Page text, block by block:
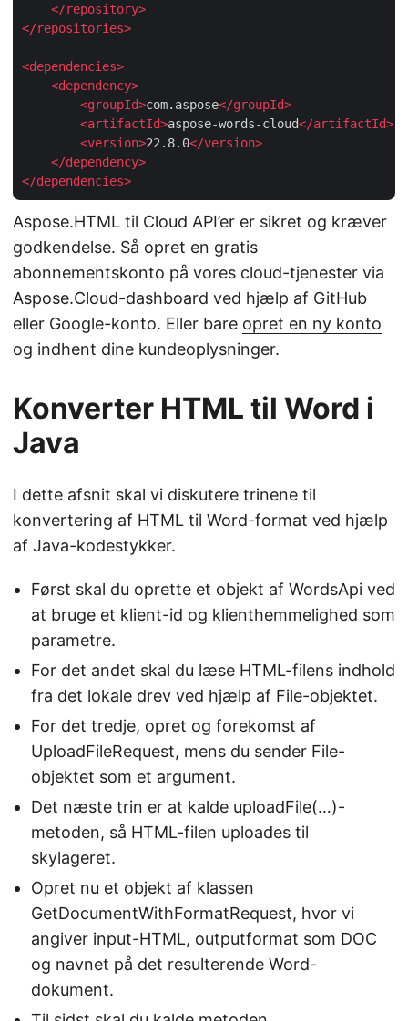
</repository>
</repositories>
<dependencies>
<dependency>
<groupId>com.aspose</groupId>
<artifactId>aspose-words-cloud</artifactId>
<version>22.8.0</version>
</dependency>
</dependencies>
Aspose.HTML til Cloud API’er er sikret og kræver
godkendelse. Så opret en gratis
abonnementskonto på vores cloud-tjenester via
Aspose.Cloud-dashboard ved hjælp af GitHub
eller Google-konto. Eller bare opret en ny konto
og indhent dine kundeoplysninger.
Konverter HTML til Word i
Java
I dette afsnit skal vi diskutere trinene til
konvertering af HTML til Word-format ved hjælp
af Java-kodestykker.
Først skal du oprette et objekt af WordsApi ved
at bruge et klient-id og klienthemmelighed som
parametre.
For det andet skal du læse HTML-filens indhold
fra det lokale drev ved hjælp af File-objektet.
For det tredje, opret og forekomst af
UploadFileRequest, mens du sender File-
objektet som et argument.
Det næste trin er at kalde uploadFile(…)-
metoden, så HTML-filen uploades til
skylageret.
Opret nu et objekt af klassen
GetDocumentWithFormatRequest, hvor vi
angiver input-HTML, outputformat som DOC
og navnet på det resulterende Word-
dokument.